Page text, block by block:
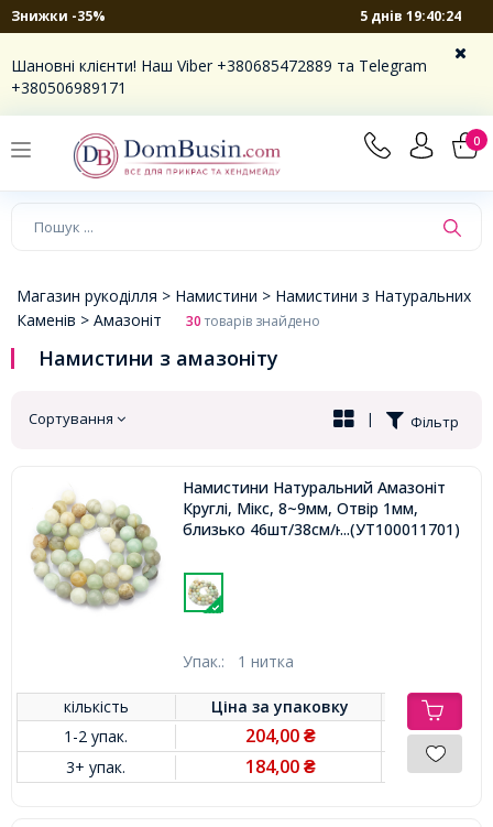
Знижки -35% 5 днів 19:40:23
Шановні клієнти! Наш Viber +380685472889 та Telegram
+380506989171
0
×
Магазин рукоділля > Намистини > Намистини з Натуральних
Каменів > Амазоніт 30товарів знайдено
Намистини з амазоніту
Сортування Фільтр
|
Намистини Натуральний Амазоніт
Круглі, Мікс, 8~9мм, Отвір 1мм,
близько 46шт/38см/нитка,...(УТ100011701)
Упак.: 1 нитка
кількість Ціна заупаковку
1-2 упак.
204,00 ₴
3+ упак. 184,00 ₴